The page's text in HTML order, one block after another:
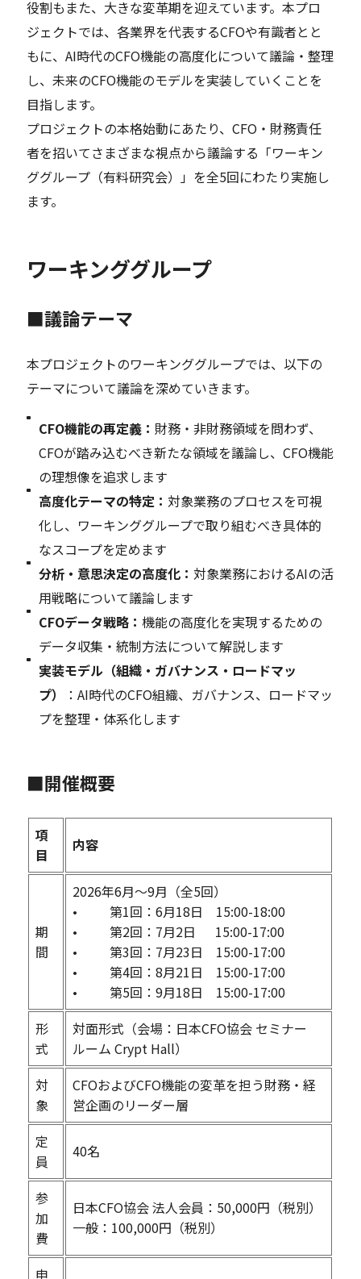
役割もまた、大きな変革期を迎えています。本プロ
ジェクトでは、各業界を代表するCFOや有識者とと
もに、AI時代のCFO機能の高度化について議論・整理
し、未来のCFO機能のモデルを実装していくことを
目指します。
プロジェクトの本格始動にあたり、CFO・財務責任
者を招いてさまざまな視点から議論する「ワーキン
ググループ（有料研究会）」を全5回にわたり実施し
ます。
ワーキンググループ
■議論テーマ
本プロジェクトのワーキンググループでは、以下の
テーマについて議論を深めていきます。
CFO機能の再定義： 財務・非財務領域を問わず、
CFOが踏み込むべき新たな領域を議論し、CFO機能
の理想像を追求します
高度化テーマの特定：対象業務のプロセスを可視
化し、ワーキンググループで取り組むべき具体的
なスコープを定めます
分析・意思決定の高度化：対象業務におけるAIの活
用戦略について議論します
CFOデータ戦略：機能の高度化を実現するための
データ収集・統制方法について解説します
実装モデル（組織・ガバナンス・ロードマッ
プ）
：AI時代のCFO組織、ガバナンス、ロードマッ
プを整理・体系化します
■開催概要
項
目
内容
期
間
2026年6月～9月（全5回）
• 第1回：6月18日 15:00-18:00
• 第2回：7月2日 15:00-17:00
• 第3回：7月23日 15:00-17:00
• 第4回：8月21日 15:00-17:00
• 第5回：9月18日 15:00-17:00
形
式
対面形式（会場：日本CFO協会 セミナー
ルーム Crypt Hall）
対
象
CFOおよびCFO機能の変革を担う財務・経
営企画のリーダー層
定
員
40名
参
加
費
日本CFO協会 法人会員：50,000円（税別）
一般：100,000円（税別）
申